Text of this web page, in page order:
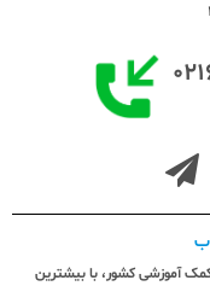
آموزشی کشور، با بیشترین